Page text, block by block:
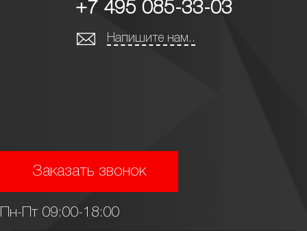
+7 495 085-33-03
Напишите нам..
Заказать звонок
Пн-Пт 09:00-18:00